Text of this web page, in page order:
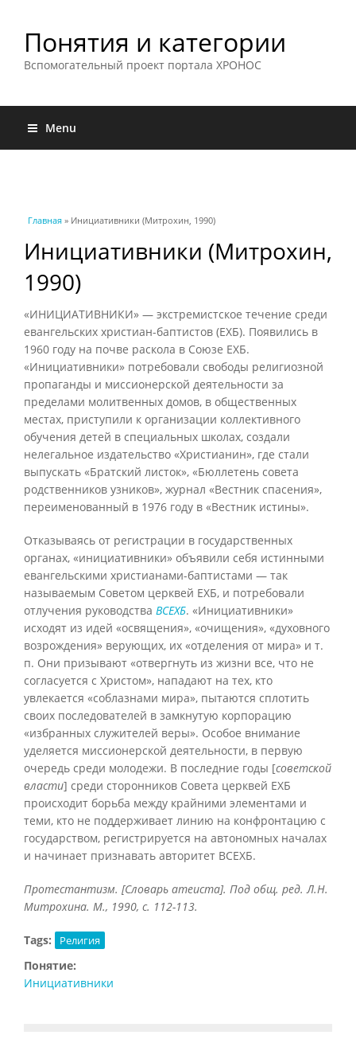
Понятия и категории
Вспомогательный проект портала ХРОНОС
Menu
Вы здесь
Главная » Инициативники (Митрохин, 1990)
Инициативники (Митрохин,
1990)
«ИНИЦИАТИВНИКИ» — экстремистское течение среди
евангельских христиан-баптистов (ЕХБ). Появились в
1960 году на почве раскола в Союзе ЕХБ.
«Инициативники» потребовали свободы религиозной
пропаганды и миссионерской деятельности за
пределами молитвенных домов, в общественных
местах, приступили к организации коллективного
обучения детей в специальных школах, создали
нелегальное издательство «Христианин», где стали
выпускать «Братский листок», «Бюллетень совета
родственников узников», журнал «Вестник спасения»,
переименованный в 1976 году в «Вестник истины».
Отказываясь от регистрации в государственных
органах, «инициативники» объявили себя истинными
евангельскими христианами-баптистами — так
называемым Советом церквей ЕХБ, и потребовали
отлучения руководства ВСЕХБ. «Инициативники»
исходят из идей «освящения», «очищения», «духовного
возрождения» верующих, их «отделения от мира» и т.
п. Они призывают «отвергнуть из жизни все, что не
согласуется с Христом», нападают на тех, кто
увлекается «соблазнами мира», пытаются сплотить
своих последователей в замкнутую корпорацию
«избранных служителей веры». Особое внимание
уделяется миссионерской деятельности, в первую
очередь среди молодежи. В последние годы [советской
власти] среди сторонников Совета церквей ЕХБ
происходит борьба между крайними элементами и
теми, кто не поддерживает линию на конфронтацию с
государством, регистрируется на автономных началах
и начинает признавать авторитет ВСЕХБ.
Протестантизм. [Словарь атеиста]. Под общ. ред. Л.Н.
Митрохина. М., 1990, с. 112-113.
Tags: Религия
Понятие:
Инициативники